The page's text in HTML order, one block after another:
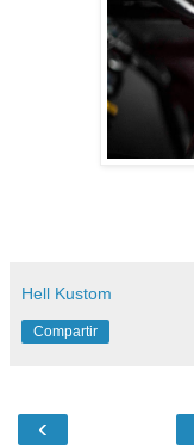
Hell Kustom
Compartir
‹